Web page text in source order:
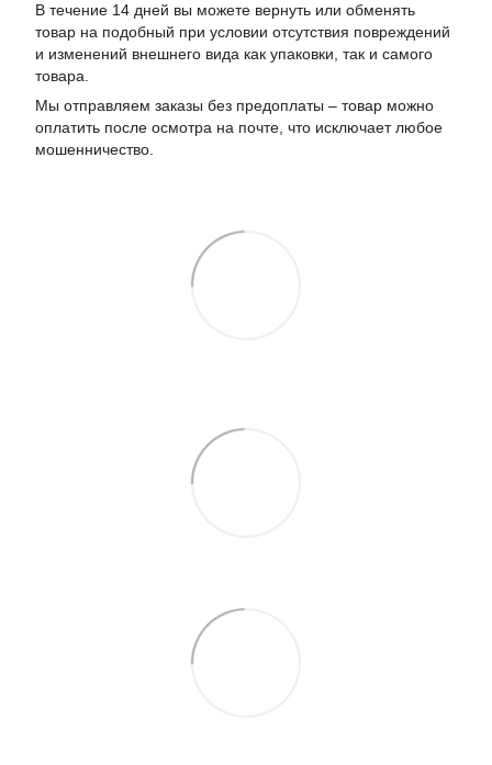
В течение 14 дней вы можете вернуть или обменять
товар на подобный при условии отсутствия повреждений
и изменений внешнего вида как упаковки, так и самого
товара.
Мы отправляем заказы без предоплаты – товар можно
оплатить после осмотра на почте, что исключает любое
мошенничество.